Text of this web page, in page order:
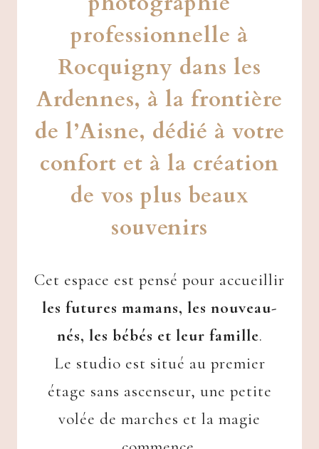
professionnelle à
Rocquigny dans les
Ardennes, à la frontière
de l’Aisne, dédié à votre
confort et à la création
de vos plus beaux
souvenirs
Cet espace est pensé pour accueillir
les futures mamans, les nouveau-
nés, les bébés et leur famille.
Le studio est situé au premier
étage sans ascenseur, une petite
volée de marches et la magie